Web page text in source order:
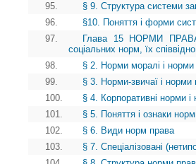
95.
§ 9. Структура системи
96.
§10. Поняття і форми
97.
Глава 15 НОРМИ
соціальних норм, їх
98.
§ 2. Норми моралі і норми
99.
§ 3. Норми-звичаї і норми
100.
§ 4. Корпоративні норми
101.
§ 5. Поняття і ознаки
102.
§ 6. Види норм права
103.
§ 7. Спеціалізовані